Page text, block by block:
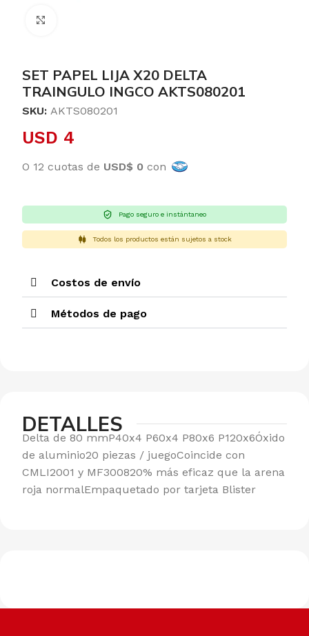
SET PAPEL LIJA X20 DELTA
TRAINGULO INGCO AKTS080201
SKU: AKTS080201
USD 4
O 12 cuotas de USD$ 0 con
Pago seguro e instántaneo
Todos los productos están sujetos a stock
Costos de envío
Métodos de pago
DETALLES
Delta de 80 mmP40x4 P60x4 P80x6 P120x6Óxido
de aluminio20 piezas / juegoCoincide con
CMLI2001 y MF300820% más eficaz que la arena
roja normalEmpaquetado por tarjeta Blister